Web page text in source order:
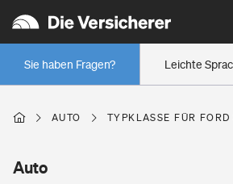
Leichte
Sie haben Fragen?
Wer versichert was: Jetzt Versicherer
Regionalklassen: So ist Ihre Region
Wer versichert was: Jetzt Versicherer
AUTO TYPKLASSE FÜR
Auto